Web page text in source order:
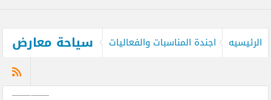
الرئيسيه اجندة المناسبات والفعاليات سياحة معارض